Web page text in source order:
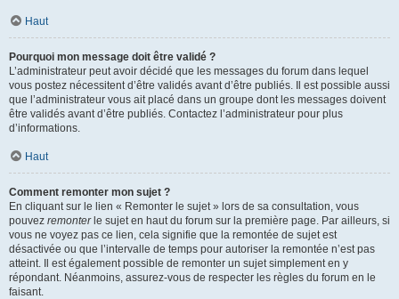
Haut
Pourquoi mon message doit être validé ?
L’administrateur peut avoir décidé que les messages du forum dans lequel
vous postez nécessitent d’être validés avant d’être publiés. Il est possible aussi
que l’administrateur vous ait placé dans un groupe dont les messages doivent
être validés avant d’être publiés. Contactez l’administrateur pour plus
d’informations.
Haut
Comment remonter mon sujet ?
En cliquant sur le lien « Remonter le sujet » lors de sa consultation, vous
pouvez remonterle sujet en haut du forum sur la première page. Par ailleurs, si
vous ne voyez pas ce lien, cela signifie que la remontée de sujet est
désactivée ou que l’intervalle de temps pour autoriser la remontée n’est pas
atteint. Il est également possible de remonter un sujet simplement en y
répondant. Néanmoins, assurez-vous de respecter les règles du forum en le
faisant.